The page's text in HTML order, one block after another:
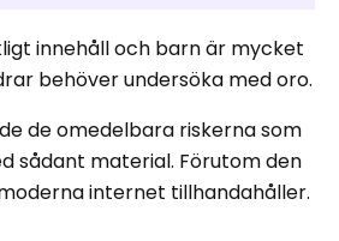
innehåll och barn är mycket
behöver undersöka med oro.
de omedelbara riskerna som
sådant material. Förutom den
internet tillhandahåller.